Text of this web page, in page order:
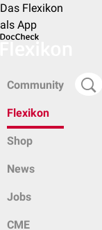
Das Flexikon
als App
Community
Flexikon
Shop
News
Jobs
CME